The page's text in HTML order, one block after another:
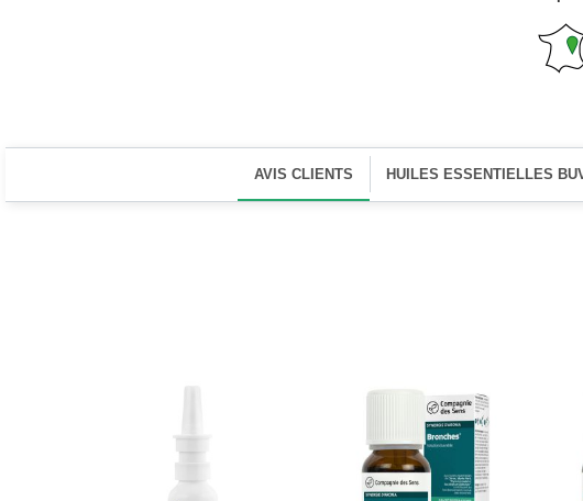
AVIS CLIENTS HUILES ESSENTIELLES